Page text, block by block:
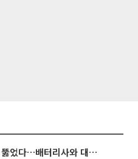
포스코퓨처엠, LFP 시장 뚫었다…배터리사와 대규모 장기 공급 합의